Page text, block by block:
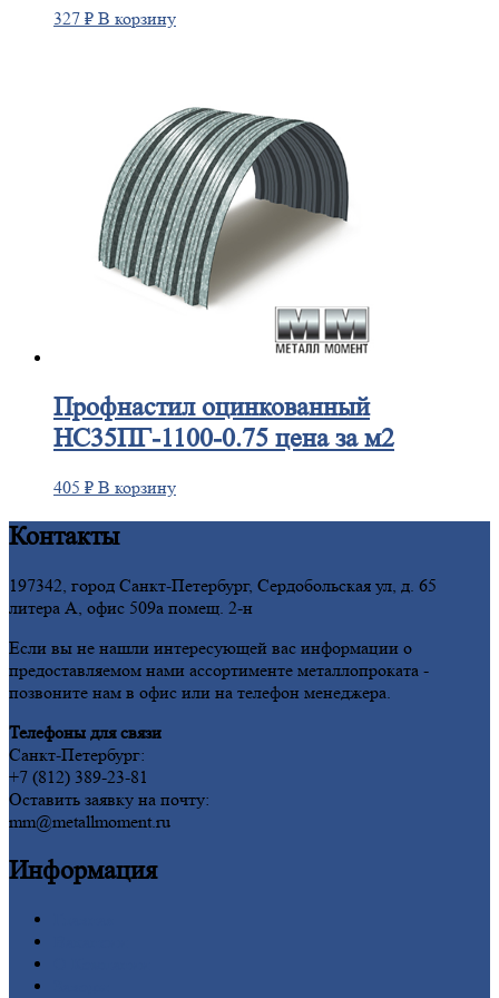
327 ₽ В корзину
Профнастилоцинкованный
НС35ПГ-1100-0.75 цена за м2
405 ₽ В корзину
Контакты
197342, город Санкт-Петербург, Сердобольская ул, д. 65
литера А, офис 509а помещ. 2-н
Если вы не нашли интересующей вас информации о
предоставляемом нами ассортименте металлопроката -
позвоните нам в офис или на телефон менеджера.
Телефоны для связи
Санкт-Петербург:
+7 (812) 389-23-81
Оставить заявку на почту:
mm@metallmoment.ru
Информация